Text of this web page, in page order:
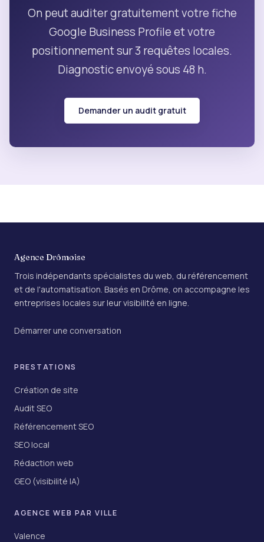
On peut auditer gratuitement votre fiche
Google Business Profile et votre
positionnement sur 3 requêtes locales.
Diagnostic envoyé sous 48 h.
Demander un audit gratuit
Agence Drômoise
Trois indépendants spécialistes du web, du référencement
et de l'automatisation. Basés en Drôme, on accompagne les
entreprises locales sur leur visibilité en ligne.
Démarrer une conversation
PRESTATIONS
Création de site
Audit SEO
Référencement SEO
SEO local
Rédaction web
GEO (visibilité IA)
AGENCE WEB PAR VILLE
Valence